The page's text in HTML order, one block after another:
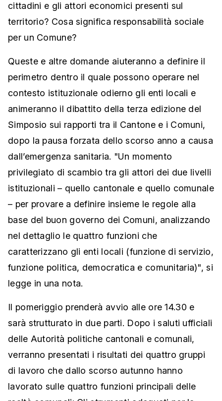
cittadini e gli attori economici presenti sul
territorio? Cosa significa responsabilità sociale
per un Comune?
Queste e altre domande aiuteranno a definire il
perimetro dentro il quale possono operare nel
contesto istituzionale odierno gli enti locali e
animeranno il dibattito della terza edizione del
Simposio sui rapporti tra il Cantone e i Comuni,
dopo la pausa forzata dello scorso anno a causa
dall’emergenza sanitaria. "Un momento
privilegiato di scambio tra gli attori dei due livelli
istituzionali – quello cantonale e quello comunale
– per provare a definire insieme le regole alla
base del buon governo dei Comuni, analizzando
nel dettaglio le quattro funzioni che
caratterizzano gli enti locali (funzione di servizio,
funzione politica, democratica e comunitaria)", si
legge in una nota.
Il pomeriggio prenderà avvio alle ore 14.30 e
sarà strutturato in due parti. Dopo i saluti ufficiali
delle Autorità politiche cantonali e comunali,
verranno presentati i risultati dei quattro gruppi
di lavoro che dallo scorso autunno hanno
lavorato sulle quattro funzioni principali delle